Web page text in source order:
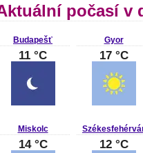
počasí v
Budapešť
11 °C
Gyor
17 °C
Miskolc
14 °C 12 °C